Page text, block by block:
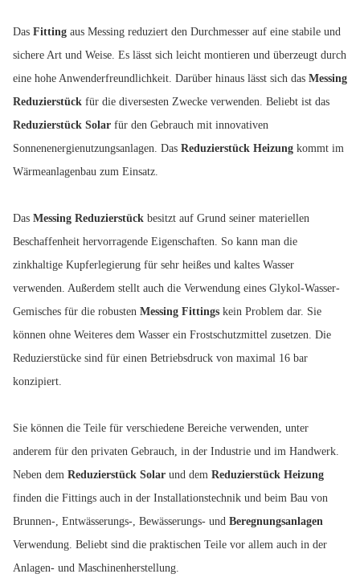
Das Fitting aus Messing reduziert den Durchmesser auf eine stabile und
sichere Art und Weise. Es lässt sich leicht montieren und überzeugt durch
eine hohe Anwenderfreundlichkeit. Darüber hinaus lässt sich das Messing
Reduzierstück für die diversesten Zwecke verwenden. Beliebt ist das
Reduzierstück Solar für den Gebrauch mit innovativen
Sonnenenergienutzungsanlagen. Das Reduzierstück Heizung kommt im
Wärmeanlagenbau zum Einsatz.
Das Messing Reduzierstück besitzt auf Grund seiner materiellen
Beschaffenheit hervorragende Eigenschaften. So kann man die
zinkhaltige Kupferlegierung für sehr heißes und kaltes Wasser
verwenden. Außerdem stellt auch die Verwendung eines Glykol-Wasser-
Gemisches für die robusten Messing Fittings kein Problem dar. Sie
können ohne Weiteres dem Wasser ein Frostschutzmittel zusetzen. Die
Reduzierstücke sind für einen Betriebsdruck von maximal 16 bar
konzipiert.
Sie können die Teile für verschiedene Bereiche verwenden, unter
anderem für den privaten Gebrauch, in der Industrie und im Handwerk.
Neben dem Reduzierstück Solar und dem Reduzierstück Heizung
finden die Fittings auch in der Installationstechnik und beim Bau von
Brunnen-, Entwässerungs-, Bewässerungs- und Beregnungsanlagen
Verwendung. Beliebt sind die praktischen Teile vor allem auch in der
Anlagen- und Maschinenherstellung.